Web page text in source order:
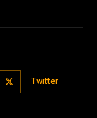
Twitter